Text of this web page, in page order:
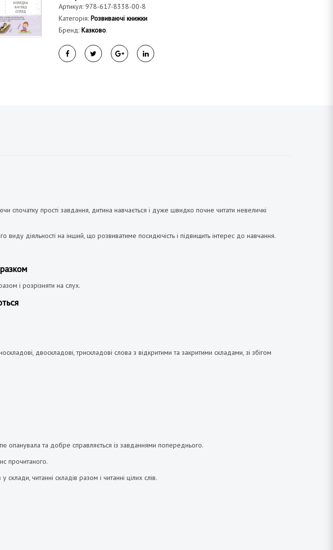
Артикул: 978-617-8338-00-8
Категорія: Розвиваючі книжки
Бренд: Казково.
прості завдання, дитина навчається і дуже швидко почне читати невеличкі
діяльності на інший, що розвиватиме посидючість і підвищить інтерес до навчання.
і розрізняти на слух.
двоскладові, трискладові слова з відкритими та закритими складами, зі збігом
опанувала та добре справляється із завданнями попереднього.
прочитаного.
читанні складів разом і читанні цілих слів.